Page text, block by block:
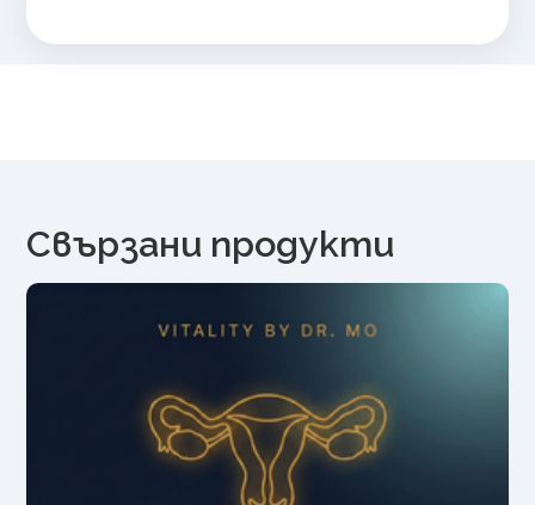
Свързани продукти